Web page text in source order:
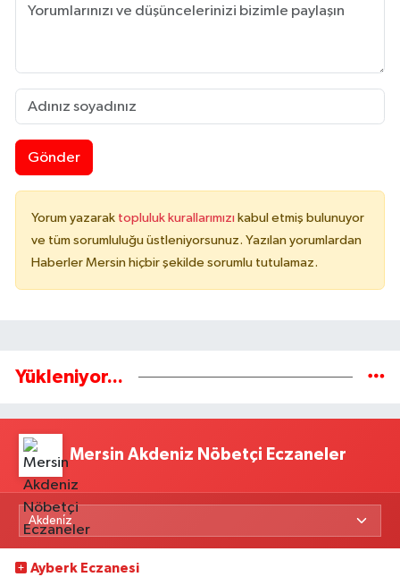
Gönder
Yorum yazarak topluluk kurallarımızı kabul etmiş bulunuyor
ve tüm sorumluluğu üstleniyorsunuz. Yazılan yorumlardan
Haberler Mersin hiçbir şekilde sorumlu tutulamaz.
Yükleniyor...
Mersin Akdeniz Nöbetçi Eczaneler
Ayberk Eczanesi